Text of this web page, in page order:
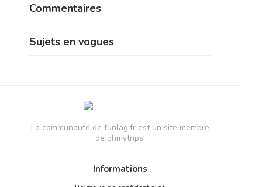
Commentaires
Sujets en vogues
La communauté de funlag.fr est un site membre
de ohmytrips!
Informations